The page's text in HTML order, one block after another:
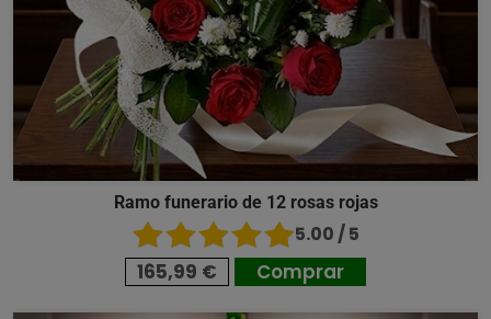
Ramo funerario de 12 rosas rojas
5.00 / 5
165,99 € Comprar